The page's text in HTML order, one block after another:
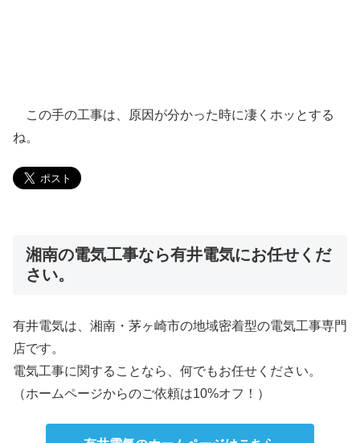
この手の工事は、原因が分かった時に凄くホッとする
ね。
湘南の電気工事なら有井電気にお任せくだ
さい。
有井電気は、湘南・茅ヶ崎市の地域密着型の電気工事専門
店です。
電気工事に関することなら、何でもお任せください。
（ホームページからのご依頼は10%オフ！）